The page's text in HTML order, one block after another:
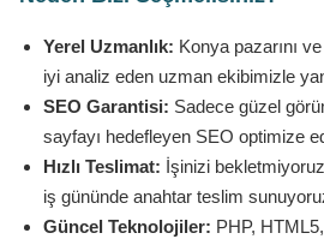
Yerel Uzmanlık: Konya pazarını
iyi analiz eden uzman ekibimizle
SEO Garantisi: Sadece güzel
sayfayı hedefleyen SEO optimize
Hızlı Teslimat: İşinizi
iş gününde anahtar teslim
Güncel Teknolojiler: PHP,